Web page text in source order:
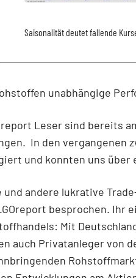
Saisonalität deutet fallende
unabhängige
Leser sind bereits
In den vergangenen
und konnten uns über
und andere lukrative
besprochen. Ihr
Mit
auch Privatanleger von